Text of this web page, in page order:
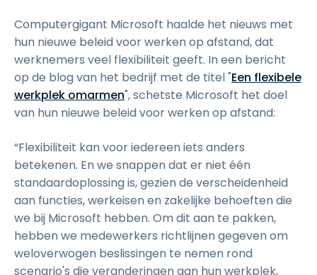
Computergigant Microsoft haalde het nieuws met
hun nieuwe beleid voor werken op afstand, dat
werknemers veel flexibiliteit geeft. In een bericht
op de blog van het bedrijf met de titel "Een flexibele
werkplek omarmen", schetste Microsoft het doel
van hun nieuwe beleid voor werken op afstand:
“Flexibiliteit kan voor iedereen iets anders
betekenen. En we snappen dat er niet één
standaardoplossing is, gezien de verscheidenheid
aan functies, werkeisen en zakelijke behoeften die
we bij Microsoft hebben. Om dit aan te pakken,
hebben we medewerkers richtlijnen gegeven om
weloverwogen beslissingen te nemen rond
scenario's die veranderingen aan hun werkplek,